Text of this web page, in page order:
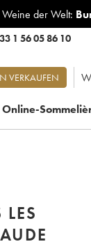
der Welt:
1 56 05 86 10
VERKAUFEN